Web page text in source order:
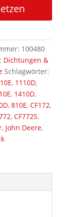
100480
Dichtungen &
Schlagwörter:
, 1110D,
, 1410D,
,810E,CF172,
,CF772S,
, John Deere,